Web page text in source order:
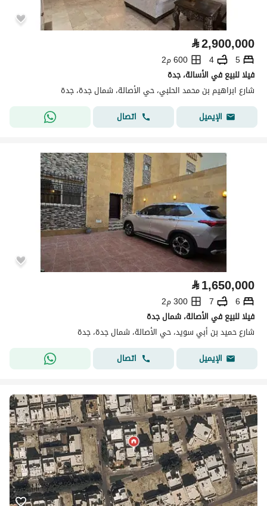
⃁2,900,000
5
4
600 م2
فيلا للبيع في الأسالة، جدة
شارع ابراهيم بن محمد الحلبي، حي الأصالة، شمال جدة، جدة
الإيميل
اتصال
⃁1,650,000
6
7
300 م2
فيلا للبيع في الأصالة، شمال جدة
شارع حميد بن أبي سويد، حي الأصالة، شمال جدة، جدة
الإيميل
اتصال